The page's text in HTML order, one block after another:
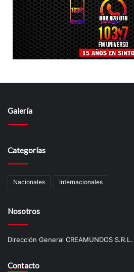
Galería
Categorías
Nacionales Internacionales
Nosotros
Dirección General CREAMUNDOS S.R.L.
Contacto